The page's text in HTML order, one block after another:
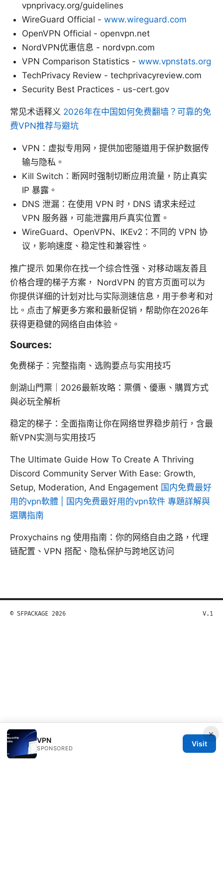
vpnprivacy.org/guidelines
WireGuard Official - www.wireguard.com
OpenVPN Official - openvpn.net
NordVPN优惠信息 - nordvpn.com
VPN Comparison Statistics - www.vpnstats.org
TechPrivacy Review - techprivacyreview.com
Security Best Practices - us-cert.gov
常见术语释义 2026年在中国如何免费翻墙？可靠的免
费VPN推荐与避坑
VPN：虚拟专用网，提供加密隧道用于保护数据传
输与隐私。
Kill Switch：断网时强制切断应用流量，防止真实
IP 暴露。
DNS 泄漏：在使用 VPN 时，DNS 请求未经过
VPN 服务器，可能泄露用户真实位置。
WireGuard、OpenVPN、IKEv2：不同的 VPN 协
议，影响速度、稳定性和兼容性。
推广提示 如果你在找一个综合性强、对移动端友善且
价格合理的梯子方案， NordVPN 的官方页面可以为
你提供详细的计划对比与实际测速信息，用于参考和对
比。点击了解更多方案和最新促销，帮助你在2026年
获得更稳健的网络自由体验。
Sources:
免费梯子：完整指南、选购要点与实用技巧
劍湖山門票｜2026最新攻略：票價、優惠、購買方式
與必玩全解析
稳定的梯子：全面指南让你在网络世界稳步前行，含最
新VPN实测与实用技巧
The Ultimate Guide How To Create A Thriving
Discord Community Server With Ease: Growth,
Setup, Moderation, And Engagement 国内免費最好
用的vpn軟體 | 国内免费最好用的vpn软件 專題詳解與
選購指南
Proxychains ng 使用指南：你的网络自由之路，代理
链配置、VPN 搭配、隐私保护与跨地区访问
×
VPN
SPONSORED
Visit
© SFPACKAGE 2026 V.1